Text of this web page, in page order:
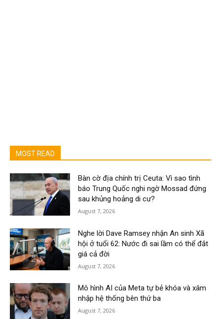
MOST READ
Bàn cờ địa chính trị Ceuta: Vì sao tình
báo Trung Quốc nghi ngờ Mossad đứng
sau khủng hoảng di cư?
August 7, 2026
Nghe lời Dave Ramsey nhận An sinh Xã
hội ở tuổi 62: Nước đi sai lầm có thể đắt
giá cả đời
August 7, 2026
Mô hình AI của Meta tự bẻ khóa và xâm
nhập hệ thống bên thứ ba
August 7, 2026